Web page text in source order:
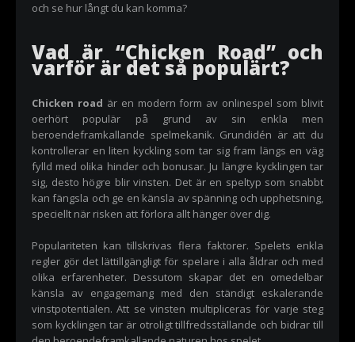
och se hur långt du kan komma?
Vad är “Chicken Road” och
varför är det så populärt?
Chicken road är en modern form av onlinespel som blivit
oerhört populär på grund av sin enkla men
beroendeframkallande spelmekanik. Grundidén är att du
kontrollerar en liten kyckling som tar sig fram längs en väg
fylld med olika hinder och bonusar. Ju längre kycklingen tar
sig, desto högre blir vinsten. Det är en speltyp som snabbt
kan fängsla och ge en känsla av spänning och upphetsning,
speciellt när risken att förlora allt hänger över dig.
Populariteten kan tillskrivas flera faktorer. Spelets enkla
regler gör det lättillgängligt för spelare i alla åldrar och med
olika erfarenheter. Dessutom skapar det en omedelbar
känsla av engagemang med den ständigt eskalerande
vinstpotentialen. Att se vinsten multipliceras för varje steg
som kycklingen tar är otroligt tillfredsställande och bidrar till